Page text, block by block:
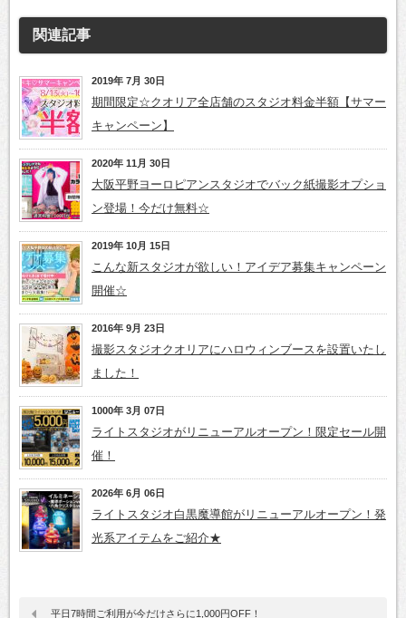
関連記事
2019年 7月 30日
期間限定☆クオリア全店舗のスタジオ料金半額【サマー
キャンペーン】
2020年 11月 30日
大阪平野ヨーロピアンスタジオでバック紙撮影オプショ
ン登場！今だけ無料☆
2019年 10月 15日
こんな新スタジオが欲しい！アイデア募集キャンペーン
開催☆
2016年 9月 23日
撮影スタジオクオリアにハロウィンブースを設置いたし
ました！
1000年 3月 07日
ライトスタジオがリニューアルオープン！限定セール開
催！
2026年 6月 06日
ライトスタジオ白黒魔導館がリニューアルオープン！発
光系アイテムをご紹介★
平日7時間ご利用が今だけさらに1,000円OFF！